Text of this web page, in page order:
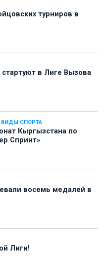
турниров в
в Лиге Вызова
СПОРТА
Кыргызстана по
Спринт»
восемь медалей в
Лиги!